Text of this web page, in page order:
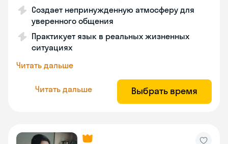
Создает непринужденную атмосферу для
уверенного общения
Практикует язык в реальных жизненных
ситуациях
Читать дальше
Читать дальше Выбрать время